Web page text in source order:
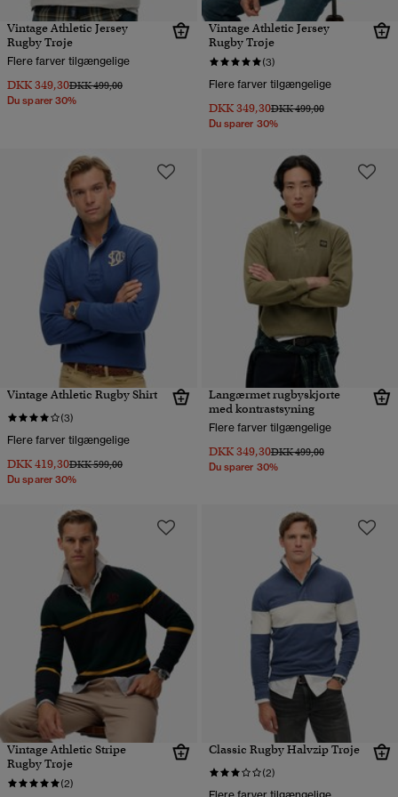
Vintage Athletic Jersey
Rugby Trøje
Flere farver tilgængelige
DKK 349,30Pris nedsat fra
DKK 499,00til
Du sparer 30%
Vintage Athletic Jersey
Rugby Trøje
(3)
Flere farver tilgængelige
DKK 349,30Pris nedsat fra
DKK 499,00til
Du sparer 30%
Vintage Athletic Rugby Shirt
(3)
Flere farver tilgængelige
DKK 419,30Pris nedsat fra
DKK 599,00til
Du sparer 30%
Langærmet rugbyskjorte
med kontrastsyning
Flere farver tilgængelige
DKK 349,30Pris nedsat fra
DKK 499,00til
Du sparer 30%
Vintage Athletic Stripe
Rugby Trøje
(2)
Classic Rugby Halvzip Trøje
(2)